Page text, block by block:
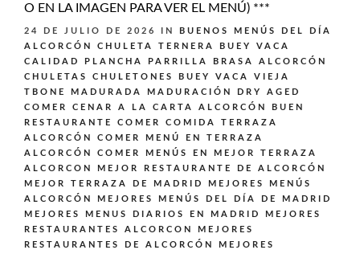
O EN LA IMAGEN PARA VER EL MENÚ) ***
24 DE JULIO DE 2026 IN
BUENOS MENÚS DEL DÍA
ALCORCÓN
CHULETA TERNERA BUEY VACA
CALIDAD PLANCHA PARRILLA BRASA ALCORCÓN
CHULETAS CHULETONES BUEY VACA VIEJA
TBONE MADURADA MADURACIÓN DRY AGED
COMER CENAR A LA CARTA ALCORCÓN BUEN
RESTAURANTE
COMER COMIDA TERRAZA
ALCORCÓN
COMER MENÚ EN TERRAZA
ALCORCÓN
COMER MENÚS EN MEJOR TERRAZA
ALCORCON
MEJOR RESTAURANTE DE ALCORCÓN
MEJOR TERRAZA DE MADRID
MEJORES MENÚS
ALCORCÓN
MEJORES MENÚS DEL DÍA DE MADRID
MEJORES MENUS DIARIOS EN MADRID
MEJORES
RESTAURANTES ALCORCON
MEJORES
RESTAURANTES DE ALCORCÓN
MEJORES